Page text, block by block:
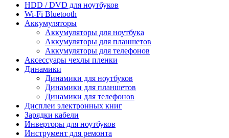
HDD / DVD для ноутбуков
Wi-Fi Bluetooth
Аккумуляторы
Аккумуляторы для ноутбука
Аккумуляторы для планшетов
Аккумуляторы для телефонов
Аксессуары чехлы пленки
Динамики
Динамики для ноутбуков
Динамики для планшетов
Динамики для телефонов
Дисплеи электронных книг
Зарядки кабели
Инверторы для ноутбуков
Инструмент для ремонта